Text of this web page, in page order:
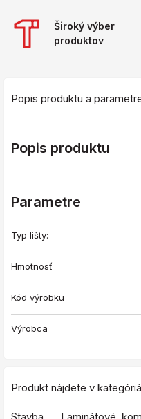
Široký výber
produktov
Popis produktu a
Popis produktu
Parametre
Typ lišty:
Hmotnosť
Kód výrobku
Výrobca
Produkt nájdete v